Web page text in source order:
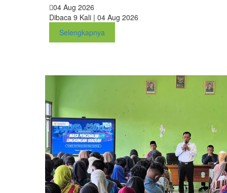
04 Aug 2026
Dibaca 9 Kali | 04 Aug 2026
Selengkapnya